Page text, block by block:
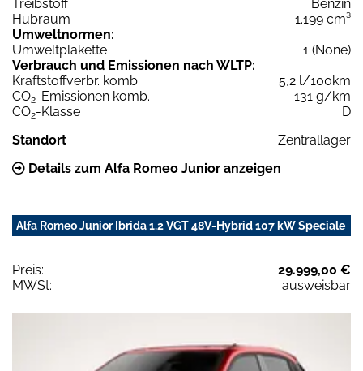
Treibstoff
Benzin
Hubraum
1.199 cm³
Umweltnormen:
Umweltplakette
1 (None)
Verbrauch und Emissionen nach WLTP:
Kraftstoffverbr. komb.
5,2 l/100km
CO2-Emissionen komb.
131 g/km
CO2-Klasse
D
Standort
Zentrallager
Details zum Alfa Romeo Junior anzeigen
Alfa Romeo Junior Ibrida 1.2 VGT 48V-Hybrid 107 kW Speciale
Preis:
29.999,00 €
MWSt:
ausweisbar